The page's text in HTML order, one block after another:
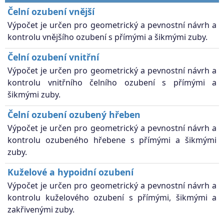
Čelní ozubení vnější
Výpočet je určen pro geometrický a pevnostní návrh a
kontrolu vnějšího ozubení s přímými a šikmými zuby.
Čelní ozubení vnitřní
Výpočet je určen pro geometrický a pevnostní návrh a
kontrolu vnitřního čelního ozubení s přímými a
šikmými zuby.
Čelní ozubení ozubený hřeben
Výpočet je určen pro geometrický a pevnostní návrh a
kontrolu ozubeného hřebene s přímými a šikmými
zuby.
Kuželové a hypoidní ozubení
Výpočet je určen pro geometrický a pevnostní návrh a
kontrolu kuželového ozubení s přímými, šikmými a
zakřivenými zuby.